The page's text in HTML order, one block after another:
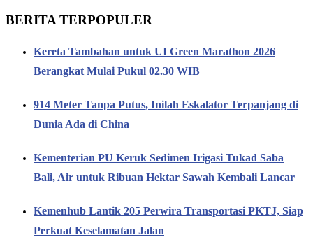
BERITA TERPOPULER
Kereta Tambahan untuk UI Green Marathon 2026
Berangkat Mulai Pukul 02.30 WIB
914 Meter Tanpa Putus, Inilah Eskalator Terpanjang di
Dunia Ada di China
Kementerian PU Keruk Sedimen Irigasi Tukad Saba
Bali, Air untuk Ribuan Hektar Sawah Kembali Lancar
Kemenhub Lantik 205 Perwira Transportasi PKTJ, Siap
Perkuat Keselamatan Jalan